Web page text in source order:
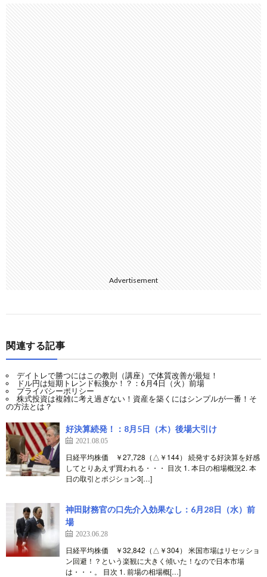
Advertisement
関連する記事
デイトレで勝つにはこの教則（講座）で体質改善が最短！
ドル円は短期トレンド転換か！？：6月4日（火）前場
プライバシーポリシー
株式投資は複雑に考え過ぎない！資産を築くにはシンプルが一番！そ
の方法とは？
好決算続発！：8月5日（木）後場大引け
2021.08.05
日経平均株価 ￥27,728（△￥144） 続発する好決算を好感
してとりあえず買われる・・・ 目次 1. 本日の相場概況2. 本
日の取引とポジション3[…]
神田財務官の口先介入効果なし：6月28日（水）前
場
2023.06.28
日経平均株価 ￥32,842（△￥304） 米国市場はリセッショ
ン回避！？という楽観に大きく傾いた！なので日本市場
は・・・。 目次 1. 前場の相場概[…]